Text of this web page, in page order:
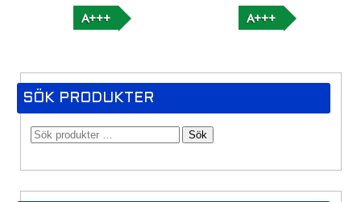
A+++ A+++
SÖK PRODUKTER
Sök